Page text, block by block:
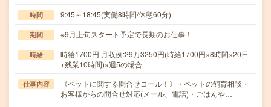
時間 9:45～18:45(実働8時間/休憩60分)
期間 ※9月上旬スタート予定で長期のお仕事！
時給
時給1700円 月収例:29万3250円(時給1700円×8時間×20日
+残業10時間)※週5の場合
仕事内容
《ペットに関する問合せコール！》・ペットの飼育相談・
お客様からの問合せ対応(メール、電話)・ごはんや…